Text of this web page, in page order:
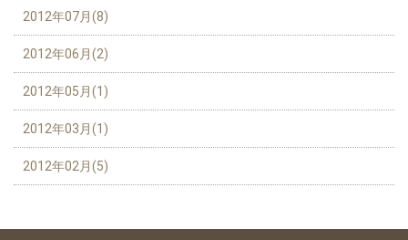
2012年07月(8)
2012年06月(2)
2012年05月(1)
2012年03月(1)
2012年02月(5)